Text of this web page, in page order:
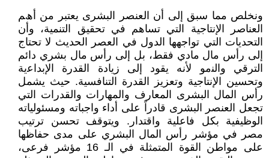
ونخلص مما سبق إلى أن العنصر اﻟﺒﺸﺮى يعتبر ﻣﻦ أھﻢ
العناصر الإنتاجية اﻟﺘﻲ تساهم في تحقيق التنمية، وأن
التحديات التي تواجهها الدول في العصر الحديث لا تحتاج
إلى رأس مال مادي فقط، بل إلى رأس مال بشري دائم
اﻟﺘﺮﻗﻲ واﻟﻨمو لأنه يقود إلى زيادة القدرة اﻹﺑﺪاﻋية
وتحسين الإنتاجية وتعزيز القدرة التنافسية. حيث يشمل
رأس المال البشرى المعارف والمهارات والقدرات التي
تجعل العنصر البشرى قادراً على أداء واجباته ومسئولياته
الوظيفية بكل فاعلية واقتدار. ويتوقف تحسن ترتيب
مصر في مؤشر رأس المال البشري على مدى حفاظها
على مواطن القوة المتمثلة في الـ 16 مؤشر فرعى،